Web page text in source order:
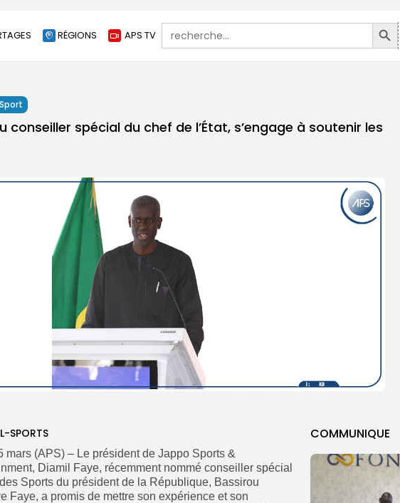
RÉGIONS APS TV
Search
for:
Search
Button
Sport
conseiller spécial du chef de l’État, s’engage à soutenir les
COMMUNIQUE
SPORTS
mars (APS) – Le président de Jappo Sports &
Diamil Faye, récemment nommé conseiller spécial
Sports du président de la République, Bassirou
Faye, a promis de mettre son expérience et son